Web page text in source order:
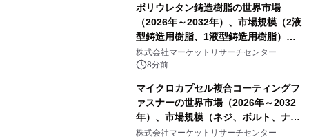
ポリウレタン鋳造樹脂の世界市場
（2026年～2032年）、市場規模（2液
型鋳造用樹脂、1液型鋳造用樹脂）・
分析レポートを発表
株式会社マーケットリサーチセンター
8分前
マイクロカプセル複合コーティングフ
ァスナーの世界市場（2026年～2032
年）、市場規模（ネジ、ボルト、ナッ
ト、その他）・分析レポートを発表
株式会社マーケットリサーチセンター